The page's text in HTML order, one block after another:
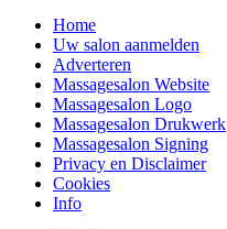
Home
Uw salon aanmelden
Adverteren
Massagesalon Website
Massagesalon Logo
Massagesalon Drukwerk
Massagesalon Signing
Privacy en Disclaimer
Cookies
Info